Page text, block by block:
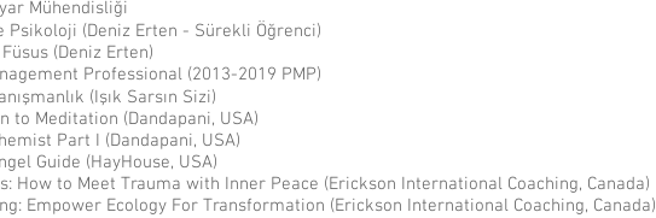
Mühendisliği
Psikoloji (Deniz Erten - Sürekli Öğrenci)
Füsus (Deniz Erten)
Professional (2013-2019 PMP)
(Işık Sarsın Sizi)
to Meditation (Dandapani, USA)
Part I (Dandapani, USA)
Guide (HayHouse, USA)
How to Meet Trauma with Inner Peace (Erickson International Coaching, Canada)
Empower Ecology For Transformation (Erickson International Coaching, Canada)